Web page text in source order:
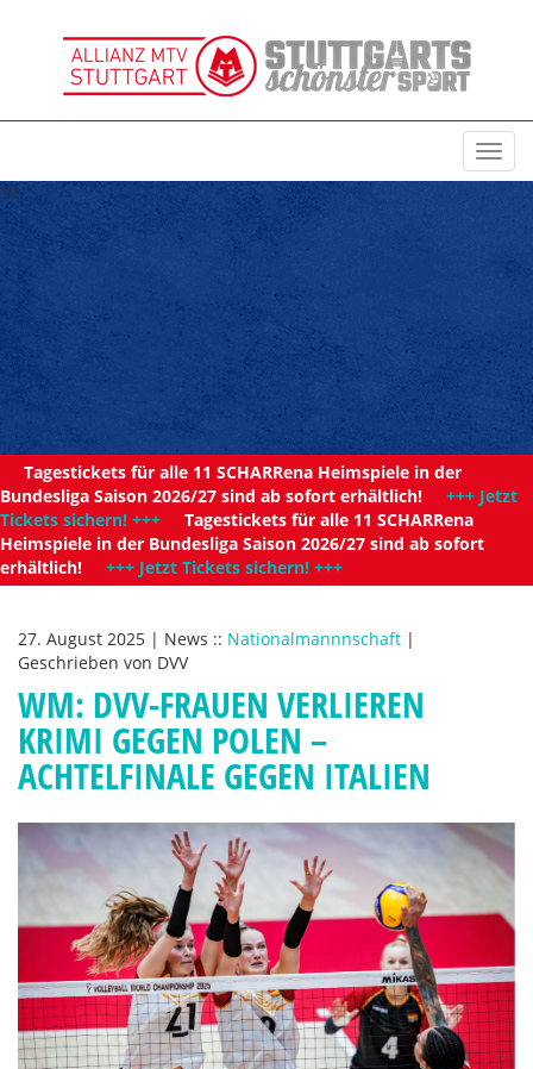
11
Tagestickets für alle 11 SCHARRena Heimspiele in der
Bundesliga Saison 2026/27 sind ab sofort erhältlich! +++ Jetzt
Tickets sichern! +++ Tagestickets für alle 11 SCHARRena
Heimspiele in der Bundesliga Saison 2026/27 sind ab sofort
erhältlich! +++ Jetzt Tickets sichern! +++
27. August 2025 | News :: Nationalmannnschaft |
Geschrieben von DVV
WM: DVV-FRAUEN VERLIEREN
KRIMI GEGEN POLEN –
ACHTELFINALE GEGEN ITALIEN